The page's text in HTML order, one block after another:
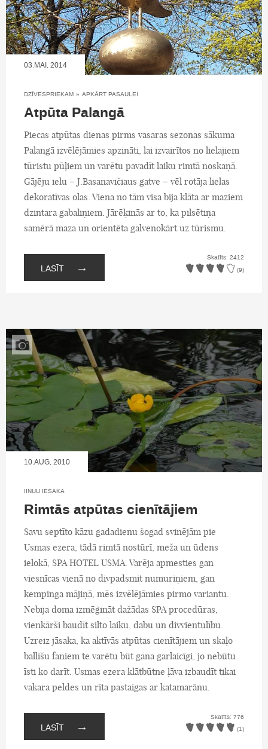
03.MAI, 2014
DZĪVESPRIEKAM » APKĀRT PASAULEI
Atpūta Palangā
Piecas atpūtas dienas pirms vasaras sezonas sākuma
Palangā izvēlējāmies apzināti, lai izvairītos no lielajiem
tūristu pūļiem un varētu pavadīt laiku rimtā noskaņā.
Gājēju ielu – J.Basanavičiaus gatve – vēl rotāja lielas
dekoratīvas olas. Viena no tām visa bija klāta ar maziem
dzintara gabaliņiem. Jārēķinās ar to, ka pilsētiņa
samērā maza un orientēta galvenokārt uz tūrismu.
LASĪT →
Skatīts: 2412
(9)
10.AUG, 2010
IINUU IESAKA
Rimtās atpūtas cienītājiem
Savu septīto kāzu gadadienu šogad svinējām pie
Usmas ezera, tādā rimtā nostūrī, meža un ūdens
ielokā, SPA HOTEL USMA. Varēja apmesties gan
viesnīcas vienā no divpadsmit numuriņiem, gan
kempinga mājiņā, mēs izvēlējāmies pirmo variantu.
Nebija doma izmēģināt dažādas SPA procedūras,
vienkārši baudīt silto laiku, dabu un divvientulību.
Uzreiz jāsaka, ka aktīvās atpūtas cienītājiem un skaļo
ballīšu faniem te varētu būt gana garlaicīgi, jo nebūtu
īsti ko darīt. Usmas ezera klātbūtne ļāva izbaudīt tikai
vakara peldes un rīta pastaigas ar katamarānu.
LASĪT →
Skatīts: 776
(1)